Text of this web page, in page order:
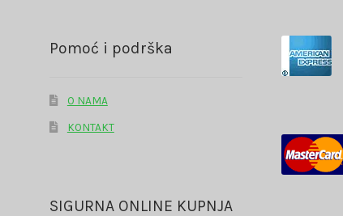
Pomoć i podrška
O NAMA
KONTAKT
SIGURNA ONLINE KUPNJA